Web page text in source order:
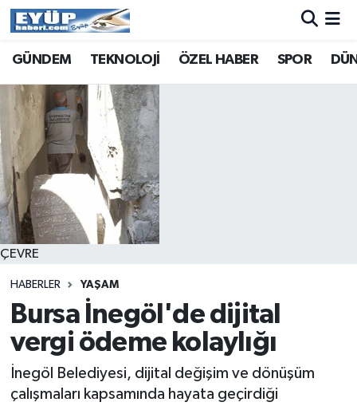
GÜNDEM TEKNOLOJİ ÖZEL HABER SPOR
ÇEVRE
HABERLER YAŞAM
Bursa İnegöl'de dijital
vergi ödeme kolaylığı
İnegöl Belediyesi, dijital değişim ve dönüşüm
çalışmaları kapsamında hayata geçirdiği